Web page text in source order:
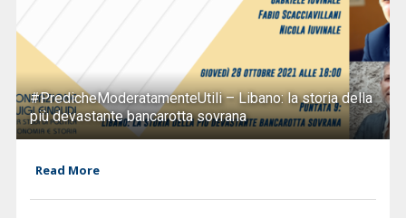
#PredicheModeratamenteUtili – Libano: la storia della
più devastante bancarotta sovrana
Read More